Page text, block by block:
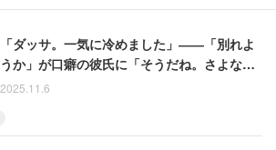
「ダッサ。一気に冷めました」――「別れよ
うか」が口癖の彼氏に「そうだね。さよな
ら」と告げた結果
2025.11.6